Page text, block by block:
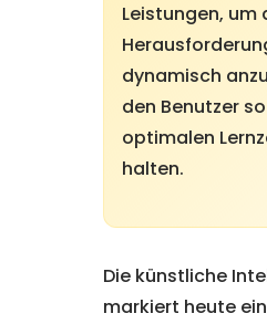
Leistungen, um
dynamisch
den Benutzer
optimalen
halten.
Die künstliche
markiert heute